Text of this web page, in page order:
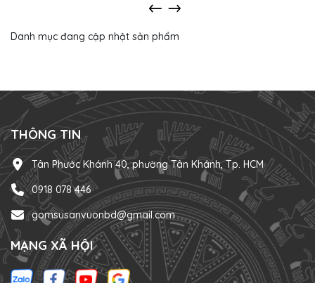
Danh mục đang cập nhật sản phẩm
THÔNG TIN
Tân Phước Khánh 40, phường Tân Khánh, Tp. HCM
0918 078 446
gomsusanvuonbd@gmail.com
MẠNG XÃ HỘI